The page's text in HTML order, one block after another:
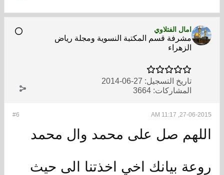
امال الفتلاوي
مشرفة قسم المكتبة النسوية ومجلة رياض
الزهراء
تاريخ التسجيل: 27-06-2014
المشاركات: 3664
#6 27-06-2015, 11:17 AM
اللهم صل على محمد وال محمد
روعة بيانك اخي اخذتنا الى حيث